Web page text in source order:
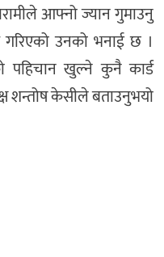
आफ्नो ज्यान गुमाउनु
उनको भनाई छ ।
पहिचान खुल्ने कुनै कार्ड
शन्तोष केसीले बताउनुभयो